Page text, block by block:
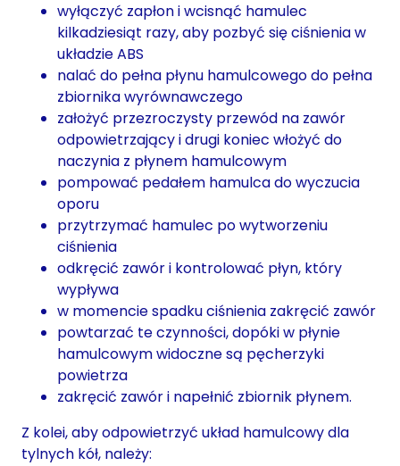
wyłączyć zapłon i wcisnąć hamulec
kilkadziesiąt razy, aby pozbyć się ciśnienia w
układzie ABS
nalać do pełna płynu hamulcowego do pełna
zbiornika wyrównawczego
założyć przezroczysty przewód na zawór
odpowietrzający i drugi koniec włożyć do
naczynia z płynem hamulcowym
pompować pedałem hamulca do wyczucia
oporu
przytrzymać hamulec po wytworzeniu
ciśnienia
odkręcić zawór i kontrolować płyn, który
wypływa
w momencie spadku ciśnienia zakręcić zawór
powtarzać te czynności, dopóki w płynie
hamulcowym widoczne są pęcherzyki
powietrza
zakręcić zawór i napełnić zbiornik płynem.
Z kolei, aby odpowietrzyć układ hamulcowy dla
tylnych kół, należy: